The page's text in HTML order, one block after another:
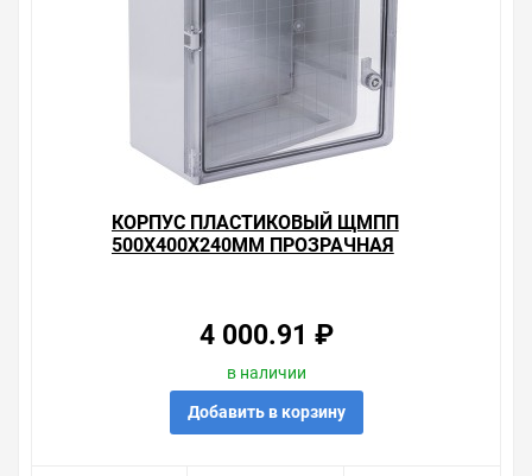
корпуса не требуют заземления.
Стойкость к ультрафиолетовым лучам: свойства
материала делают корпуса стойкими к УФ-лучам с
возможностью установки на открытом воздухе.
Возможность использования в системе АСКУЭ:
материал не создает помех для передачи радио и GSM
Характеристики:Ширина: 400 мм
Материал: Пластик
Цвет: Серый
Кол-во дверей шкафа: 1
Степень защиты - IP: IP65
Номин напряжение: 230/400 В
Температура эксплуатации: -45…+80 °C
Климатическое исполнение: УХЛ1
КОРПУС ПЛАСТИКОВЫЙ ЩМПП
500Х400Х240ММ ПРОЗРАЧНАЯ
4 000.91 ₽
в наличии
Добавить в корзину